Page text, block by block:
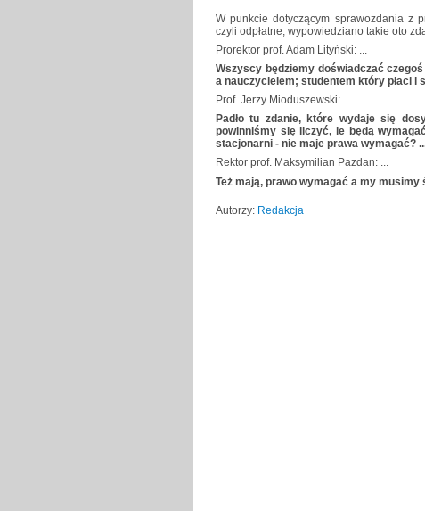
W punkcie dotyczącym sprawozdania z
czyli odpłatne, wypowiedziano takie oto
Prorektor prof. Adam Lityński: ...
Wszyscy będziemy doświadczać
a nauczycielem; studentem który płaci i
Prof. Jerzy Mioduszewski: ...
Padło tu zdanie, które wydaje się
powinniśmy się liczyć, ie będą
stacjonarni - nie maje prawa wymagać?
Rektor prof. Maksymilian Pazdan: ...
Też mają, prawo wymagać a my
Autorzy: Redakcja